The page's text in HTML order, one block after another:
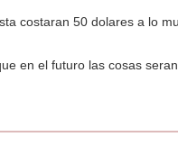
costaran 50 dolares a lo
en el futuro las cosas